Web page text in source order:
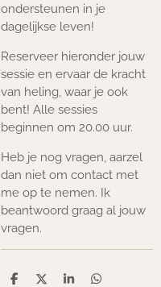
ondersteunen in je
dagelijkse leven!
Reserveer hieronder jouw
sessie en ervaar de kracht
van heling, waar je ook
bent! Alle sessies
beginnen om 20.00 uur.
Heb je nog vragen, aarzel
dan niet om contact met
me op te nemen. Ik
beantwoord graag al jouw
vragen.
D
D
S
D